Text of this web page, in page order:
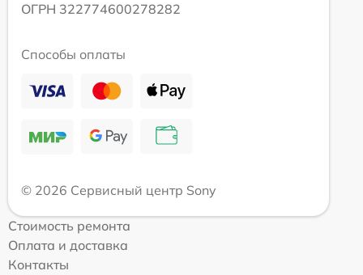
ОГРН 322774600278282
Способы оплаты
© 2026 Сервисный центр Sony
Стоимость ремонта
Оплата и доставка
Контакты